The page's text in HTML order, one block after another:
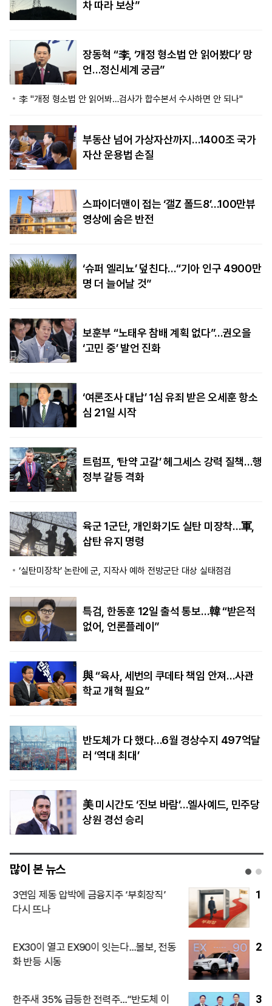
차 따라 보상”
장동혁 “李, ‘개정 형소법 안 읽어봤다’ 망
언…정신세계 궁금”
李 "개정 형소법 안 읽어봐…검사가 합수본서 수사하면 안 되나"
부동산 넘어 가상자산까지…1400조 국가
자산 운용법 손질
스파이더맨이 접는 ‘갤Z 폴드8’…100만뷰
영상에 숨은 반전
‘슈퍼 엘리뇨’ 덮친다…“기아 인구 4900만
명 더 늘어날 것”
보훈부 “노태우 참배 계획 없다”…권오을
‘고민 중’ 발언 진화
‘여론조사 대납’ 1심 유죄 받은 오세훈 항소
심 21일 시작
트럼프, ‘탄약 고갈’ 헤그세스 강력 질책…행
정부 갈등 격화
육군 1군단, 개인화기도 실탄 미장착…軍,
삽탄 유지 명령
‘실탄미장착’ 논란에 군, 지작사 예하 전방군단 대상 실태점검
특검, 한동훈 12일 출석 통보…韓 “받은적
없어, 언론플레이”
與 “육사, 세번의 쿠데타 책임 안져…사관
학교 개혁 필요”
반도체가 다 했다…6월 경상수지 497억달
러 ‘역대 최대’
美 미시간도 ‘진보 바람’…엘사예드, 민주당
상원 경선 승리
많이 본 뉴스
1
태풍 ‘돌핀’에 LCC 긴장…휴가철 단거리
노선 영향은
2 ‘아틀레티코 7번’ 이강인, 한국서 데뷔전
3
“증거 잡아도 혐의 적용 막히면”…‘경제·지